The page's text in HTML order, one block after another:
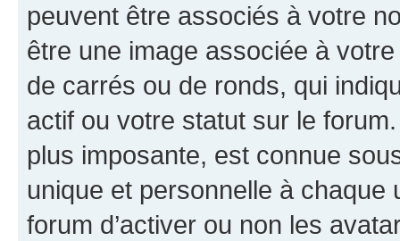
peuvent être associés à votre
être une image associée à
de carrés ou de ronds, qui
actif ou votre statut sur le
plus imposante, est connue
unique et personnelle à chaque
forum d’activer ou non les